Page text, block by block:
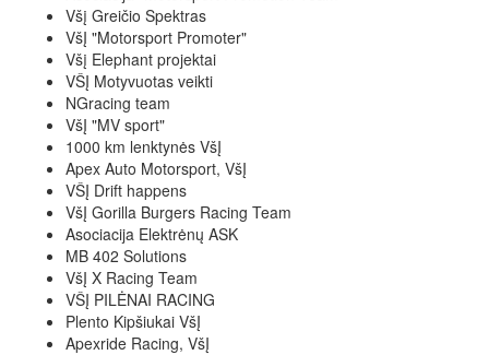
Všį Greičio Spektras
VšĮ "Motorsport Promoter"
Všį Elephant projektai
VŠĮ Motyvuotas veikti
NGracing team
VšĮ "MV sport"
1000 km lenktynės VšĮ
Apex Auto Motorsport, VšĮ
VŠĮ Drift happens
VšĮ Gorilla Burgers Racing Team
Asociacija Elektrėnų ASK
MB 402 Solutions
VšĮ X Racing Team
VŠĮ PILĖNAI RACING
Plento Kipšiukai VšĮ
Apexride Racing, VšĮ